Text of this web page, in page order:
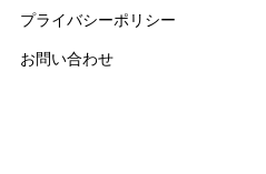
プライバシーポリシー
お問い合わせ